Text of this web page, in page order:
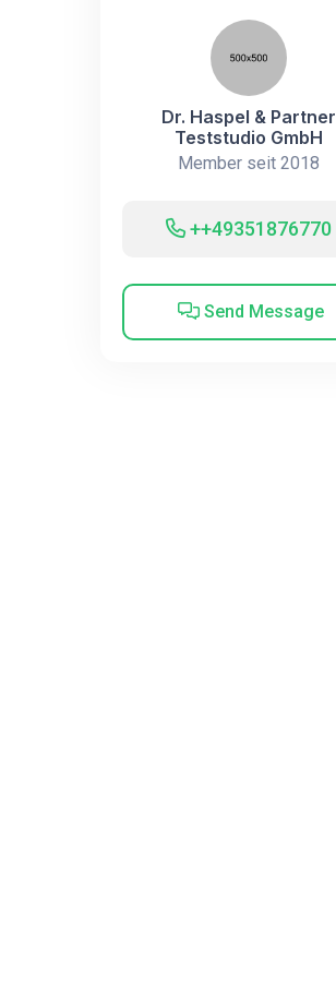
Dr. Haspel & Partner
Teststudio GmbH
Member seit 2018
++49351876770
Send Message